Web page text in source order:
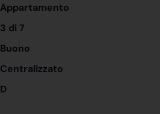
Appartamento
3 di 7
Buono
Centralizzato
D